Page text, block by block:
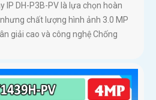
IP DH-P3B-PV là lựa chọn hoàn
chất lượng hình ảnh 3.0 MP
giải cao và công nghệ Chống